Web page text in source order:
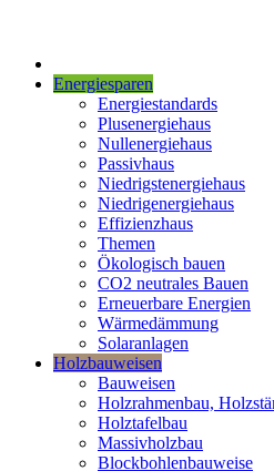
Energiesparen
Energiestandards
Plusenergiehaus
Nullenergiehaus
Passivhaus
Niedrigstenergiehaus
Niedrigenergiehaus
Effizienzhaus
Themen
Ökologisch bauen
CO2 neutrales Bauen
Erneuerbare Energien
Wärmedämmung
Solaranlagen
Holzbauweisen
Bauweisen
Holzrahmenbau,
Holztafelbau
Massivholzbau
Blockbohlenbauweise